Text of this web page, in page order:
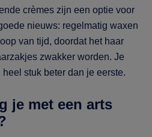
crèmes zijn een optie voor
nieuws: regelmatig waxen
van tijd, doordat het haar
zwakker worden. Je
stuk beter dan je eerste.
je met een arts